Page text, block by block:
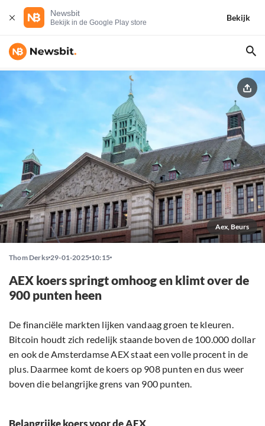
Newsbit
Bekijk in de Google Play store
Bekijk
Aex, Beurs
Thom Derks 29-01-2025 10:15
AEX koers springt omhoog en klimt over de
900 punten heen
De financiële markten lijken vandaag groen te kleuren.
Bitcoin houdt zich redelijk staande boven de 100.000 dollar
en ook de Amsterdamse AEX staat een volle procent in de
plus. Daarmee komt de koers op 908 punten en dus weer
boven die belangrijke grens van 900 punten.
Belangrijke koers voor de AEX